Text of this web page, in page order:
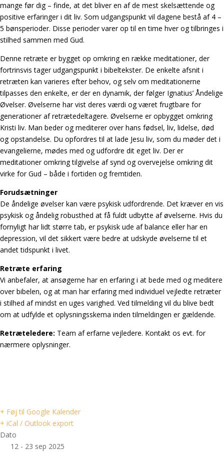
mange før dig – finde, at det bliver en af de mest skelsættende og
positive erfaringer i dit liv. Som udgangspunkt vil dagene bestå af 4 –
5 bønsperioder. Disse perioder varer op til en time hver og tilbringes i
stilhed sammen med Gud.
Denne retræte er bygget op omkring en række meditationer, der
fortrinsvis tager udgangspunkt i bibeltekster. De enkelte afsnit i
retræten kan varieres efter behov, og selv om meditationerne
tilpasses den enkelte, er der en dynamik, der følger Ignatius’ Åndelige
Øvelser. Øvelserne har vist deres værdi og været frugtbare for
generationer af retrætedeltagere. Øvelserne er opbygget omkring
Kristi liv. Man beder og mediterer over hans fødsel, liv, lidelse, død
og opstandelse. Du opfordres til at lade Jesu liv, som du møder det i
evangelierne, mødes med og udfordre dit eget liv. Der er
meditationer omkring tilgivelse af synd og overvejelse omkring dit
virke for Gud – både i fortiden og fremtiden.
Forudsætninger
De åndelige øvelser kan være psykisk udfordrende. Det kræver en vis
psykisk og åndelig robusthed at få fuldt udbytte af øvelserne. Hvis du
fornyligt har lidt større tab, er psykisk ude af balance eller har en
depression, vil det sikkert være bedre at udskyde øvelserne til et
andet tidspunkt i livet.
Retræte erfaring
Vi anbefaler, at ansøgerne har en erfaring i at bede med og meditere
over bibelen, og at man har erfaring med individuel vejledte retræter
i stilhed af mindst en uges varighed. Ved tilmelding vil du blive bedt
om at udfylde et oplysningsskema inden tilmeldingen er gældende.
Retræteledere: Team af erfarne vejledere. Kontakt os evt. for
nærmere oplysninger.
+ Føj til Google Kalender
+ iCal / Outlook export
Dato
12 - 23 sep 2025